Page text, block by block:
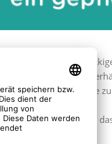
selbst
weniger fest, was die
Der Putzstein für